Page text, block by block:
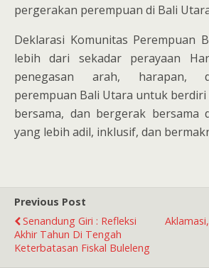
pergerakan perempuan di Bali
Deklarasi Komunitas Perempuan
lebih dari sekadar perayaan
penegasan arah, harapan,
perempuan Bali Utara untuk
bersama, dan bergerak bersama
yang lebih adil, inklusif, dan
Previous Post
Senandung Giri : Refleksi
Akhir Tahun Di Tengah
Keterbatasan Fiskal Buleleng